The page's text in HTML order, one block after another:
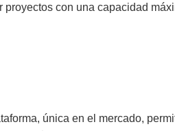
proyectos con una capacidad
única en el mercado,